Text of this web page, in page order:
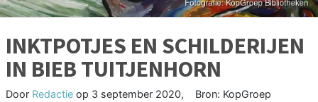
INKTPOTJES EN SCHILDERIJEN
IN BIEB TUITJENHORN
Door Redactie op 3 september 2020,
Bron: KopGroep